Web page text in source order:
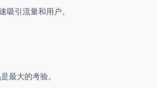
吸引流量和用户。
最大的考验。